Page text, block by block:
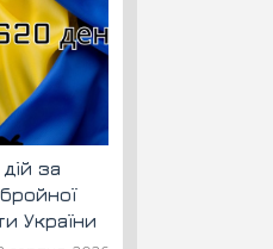
за
України